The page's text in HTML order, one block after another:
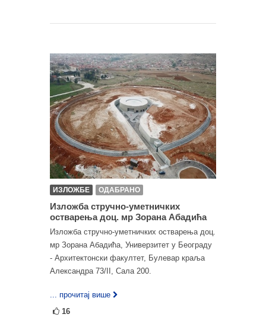
ИЗЛОЖБЕ ОДАБРАНО
Изложба стручно-уметничких
остварења доц. мр Зорана Абадића
Изложба стручно-уметничких остварења доц.
мр Зорана Абадића, Универзитет у Београду
- Архитектонски факултет, Булевар краља
Александра 73/II, Сала 200.
... прочитај више
16